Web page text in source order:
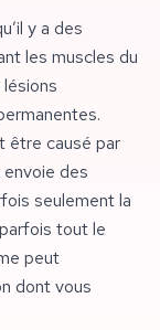
y a des
les muscles du
être causé par
des
seulement la
tout le
peut
dont vous